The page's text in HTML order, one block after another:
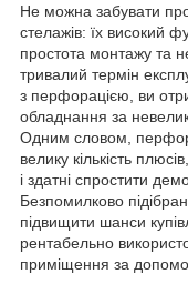
Не можна забувати
стелажів: їх високий
простота монтажу та
тривалий термін
з перфорацією, ви
обладнання за
Одним словом,
велику кількість
і здатні спростити
Безпомилково
підвищити шанси
рентабельно
приміщення за